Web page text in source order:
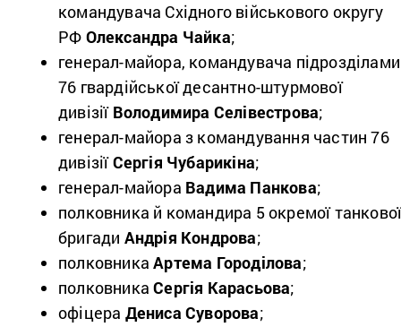
командувача Східного військового округу
РФ Олександра Чайка;
генерал-майора, командувача підрозділами
76 гвардійської десантно-штурмової
дивізії Володимира Селівестрова;
генерал-майора з командування частин 76
дивізіїСергія Чубарикіна;
генерал-майора Вадима Панкова;
полковника й командира 5 окремої
бригади Андрія Кондрова;
полковникаАртема Городілова;
полковникаСергія Карасьова;
офіцера Дениса Суворова;